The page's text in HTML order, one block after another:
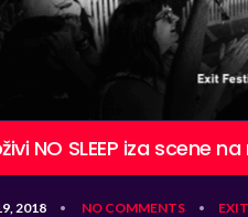
NO SLEEP iza scene
2018 • NO COMMENTS • EXIT